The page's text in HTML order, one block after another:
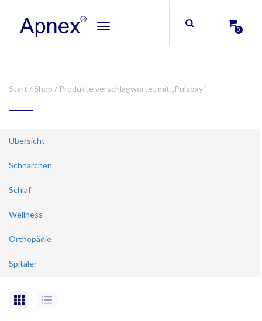
Toggle
0
Start /Shop / Produkte verschlagwortet mit „Pulsoxy“
Übersicht
Schnarchen
Schlaf
Wellness
Orthopädie
Spitäler